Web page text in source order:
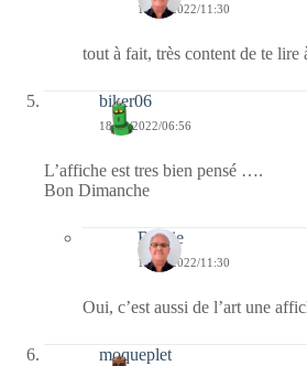
18/09/2022/11:30
tout à fait, très content de te lire
biker06
18/09/2022/06:56
L’affiche est tres bien pensé ….
Bon Dimanche
Bernie
18/09/2022/11:30
Oui, c’est aussi de l’art une
moqueplet